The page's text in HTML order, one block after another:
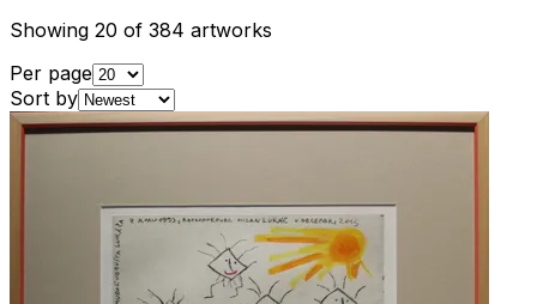
Showing 20 of 384 artworks
Per page
Sort by